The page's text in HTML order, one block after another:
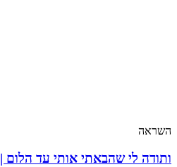
השראה
ותודה לי שהבאתי אותי עד הלום | 2019